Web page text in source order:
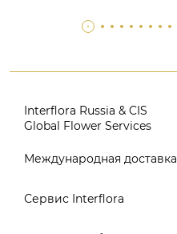
Interflora Russia & CIS
Global Flower Services
Версия для печати
Поиск
Международная доставка
Россия
Сервис Interflora